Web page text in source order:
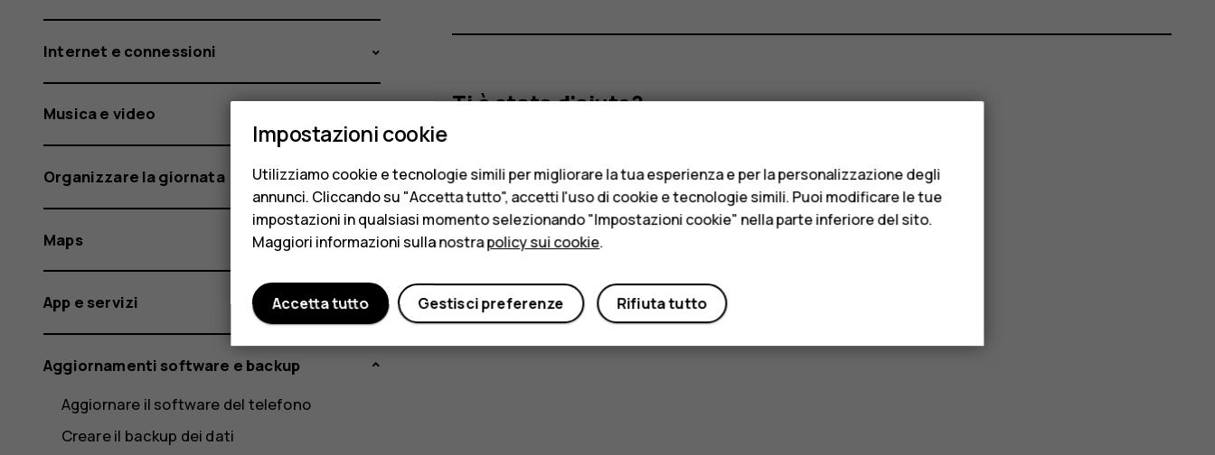
Ti è stato d'aiuto?
Internet e connessioni
Musica e video
Organizzare la giornata
Maps
App e servizi
Aggiornamenti software e backup
Aggiornare il software del telefono
Creare il backup dei dati
Impostazioni cookie
Utilizziamo cookie e tecnologie simili per migliorare la tua esperienza e per la personalizzazione degli
annunci. Cliccando su "Accetta tutto", accetti l'uso di cookie e tecnologie simili. Puoi modificare le tue
impostazioni in qualsiasi momento selezionando "Impostazioni cookie" nella parte inferiore del sito.
Maggiori informazioni sulla nostrapolicy sui cookie.
Rifiuta tutto
Gestisci preferenze
Accetta tutto